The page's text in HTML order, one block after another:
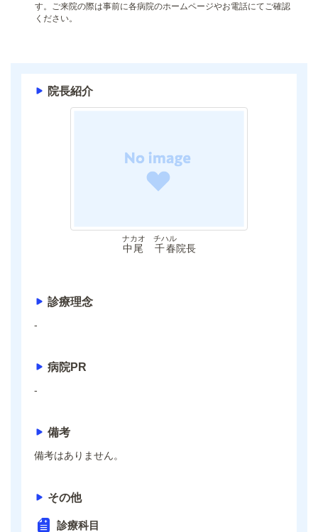
す。ご来院の際は事前に各病院のホームページやお電話にてご確認
ください。
院長紹介
中尾 千春
ナカオ チハル
院長
診療理念
-
病院PR
-
備考
備考はありません。
その他
診療科目